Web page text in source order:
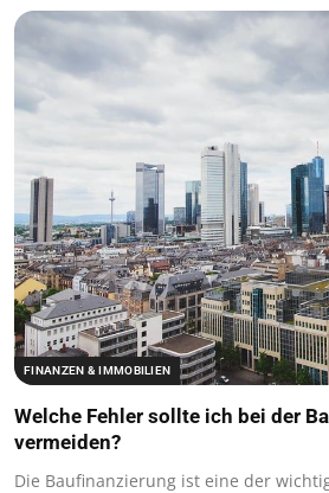
FINANZEN & IMMOBILIEN
Welche Fehler sollte ich bei der
vermeiden?
Die Baufinanzierung ist eine der